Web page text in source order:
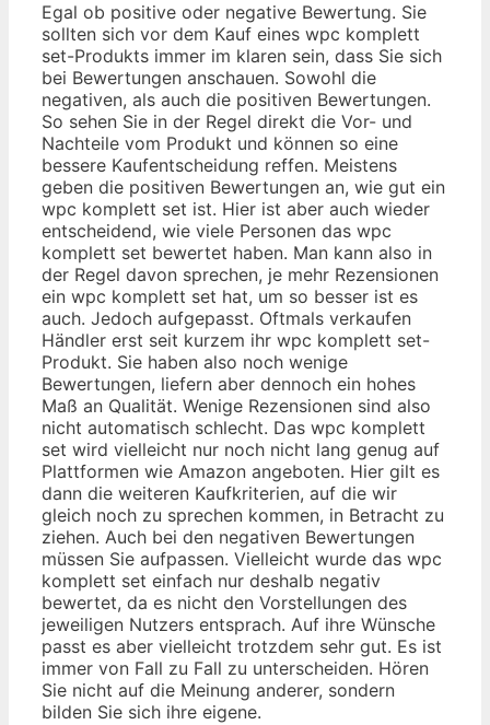
Egal ob positive oder negative Bewertung. Sie
sollten sich vor dem Kauf eines wpc komplett
set-Produkts immer im klaren sein, dass Sie sich
bei Bewertungen anschauen. Sowohl die
negativen, als auch die positiven Bewertungen.
So sehen Sie in der Regel direkt die Vor- und
Nachteile vom Produkt und können so eine
bessere Kaufentscheidung reffen. Meistens
geben die positiven Bewertungen an, wie gut ein
wpc komplett set ist. Hier ist aber auch wieder
entscheidend, wie viele Personen das wpc
komplett set bewertet haben. Man kann also in
der Regel davon sprechen, je mehr Rezensionen
ein wpc komplett set hat, um so besser ist es
auch. Jedoch aufgepasst. Oftmals verkaufen
Händler erst seit kurzem ihr wpc komplett set-
Produkt. Sie haben also noch wenige
Bewertungen, liefern aber dennoch ein hohes
Maß an Qualität. Wenige Rezensionen sind also
nicht automatisch schlecht. Das wpc komplett
set wird vielleicht nur noch nicht lang genug auf
Plattformen wie Amazon angeboten. Hier gilt es
dann die weiteren Kaufkriterien, auf die wir
gleich noch zu sprechen kommen, in Betracht zu
ziehen. Auch bei den negativen Bewertungen
müssen Sie aufpassen. Vielleicht wurde das wpc
komplett set einfach nur deshalb negativ
bewertet, da es nicht den Vorstellungen des
jeweiligen Nutzers entsprach. Auf ihre Wünsche
passt es aber vielleicht trotzdem sehr gut. Es ist
immer von Fall zu Fall zu unterscheiden. Hören
Sie nicht auf die Meinung anderer, sondern
bilden Sie sich ihre eigene.